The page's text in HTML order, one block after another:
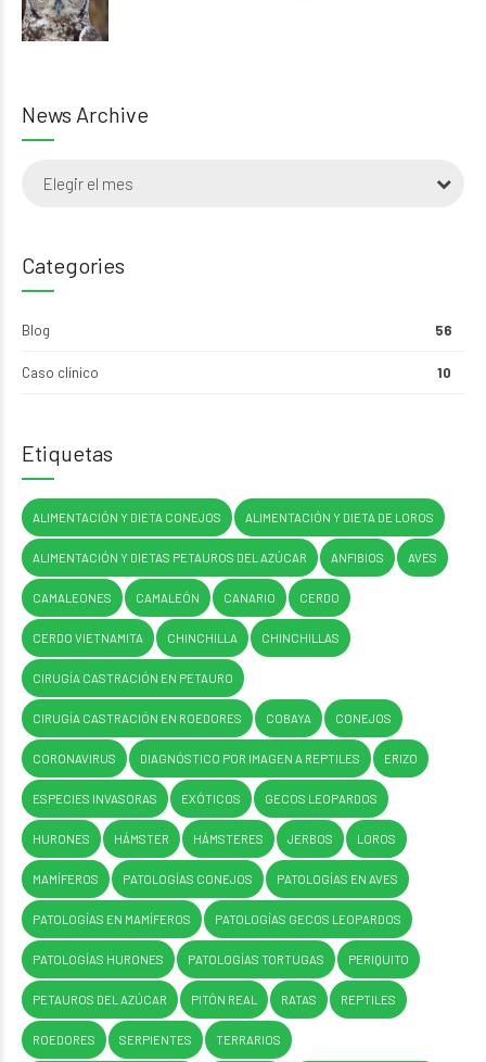
News Archive
Elegir el mes
Categories
Blog 56
Caso clínico 10
Etiquetas
ALIMENTACIÓN Y DIETA CONEJOS ALIMENTACIÓN Y DIETA DE LOROS
ALIMENTACIÓN Y DIETAS PETAUROS DEL AZÚCAR ANFIBIOS AVES
CAMALEONES CAMALEÓN CANARIO CERDO
CERDO VIETNAMITA CHINCHILLA CHINCHILLAS
CIRUGÍA CASTRACIÓN EN PETAURO
CIRUGÍA CASTRACIÓN EN ROEDORES COBAYA CONEJOS
CORONAVIRUS DIAGNÓSTICO POR IMAGEN A REPTILES ERIZO
ESPECIES INVASORAS EXÓTICOS GECOS LEOPARDOS
HURONES HÁMSTER HÁMSTERES JERBOS LOROS
MAMÍFEROS PATOLOGÍAS CONEJOS PATOLOGÍAS EN AVES
PATOLOGÍAS EN MAMÍFEROS PATOLOGÍAS GECOS LEOPARDOS
PATOLOGÍAS HURONES PATOLOGÍAS TORTUGAS PERIQUITO
PETAUROS DEL AZÚCAR PITÓN REAL RATAS REPTILES
ROEDORES SERPIENTES TERRARIOS